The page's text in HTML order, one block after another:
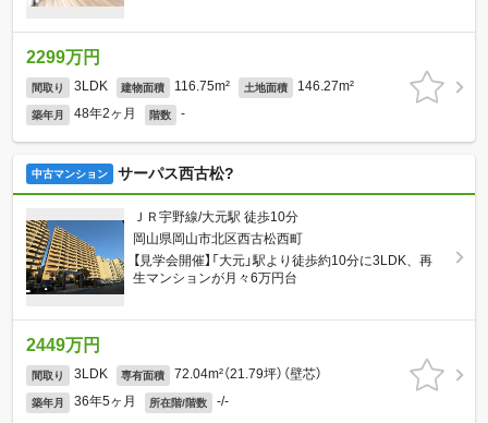
2299万円
間取り 3LDK 建物面積 116.75m² 土地面積 146.27m²
築年月 48年2ヶ月 階数 -
中古マンション サーパス西古松?
ＪＲ宇野線/大元駅 徒歩10分
岡山県岡山市北区西古松西町
【見学会開催】「大元」駅より徒歩約10分に3LDK、再
生マンションが月々6万円台
2449万円
間取り 3LDK 専有面積 72.04m²（21.79坪）（壁芯）
築年月 36年5ヶ月 所在階/階数 -/-